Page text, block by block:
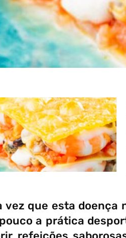
vez que esta doença
a prática